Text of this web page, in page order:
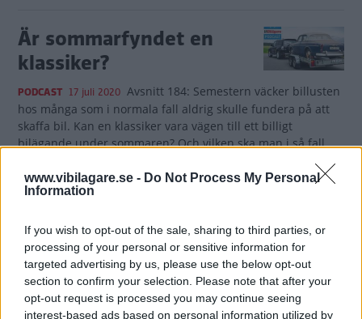
www.vibilagare.se - Do Not Process My Personal
Information
If you wish to opt-out of the sale, sharing to third parties, or
processing of your personal or sensitive information for
targeted advertising by us, please use the below opt-out
section to confirm your selection. Please note that after your
opt-out request is processed you may continue seeing
interest-based ads based on personal information utilized by
Är sommarfyndet en
klassiker?
PODCAST 17 juli 2020 Avsnitt 184: Semestern väcker billusten
hos många som i normala fall aldrig skulle fundera på att
skaffa bil. Kan en klassiker vara vägen till ett billigt
bilägande under sommaren? Och vilken ska man i så fall
I Bilrådet söker vi en biffig husvagnsdragare till ett par
långpendlande hundentusiaster i Norrland.
0 kommentarer Gasa (1) Bromsa
Land Rover satsar på ny
laddhybrid med